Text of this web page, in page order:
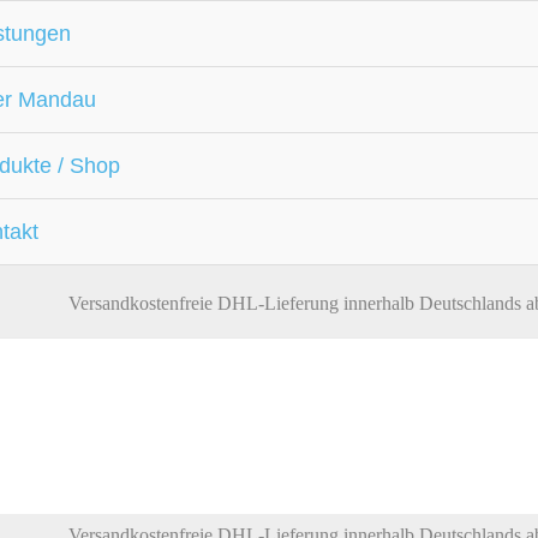
Mandau
/ Shop
Versandkostenfreie DHL-Lieferung innerhalb Deutschlands